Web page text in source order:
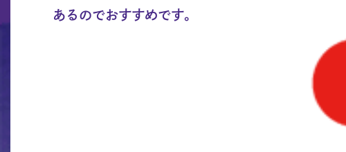
あるのでおすすめです。